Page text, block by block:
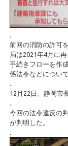
.
前回の消防の許可
局は2021年4月に
手続きフローを作
係法令などについ
.
12月22日、静岡市
.
今回の法令違反の
が判明した。
.